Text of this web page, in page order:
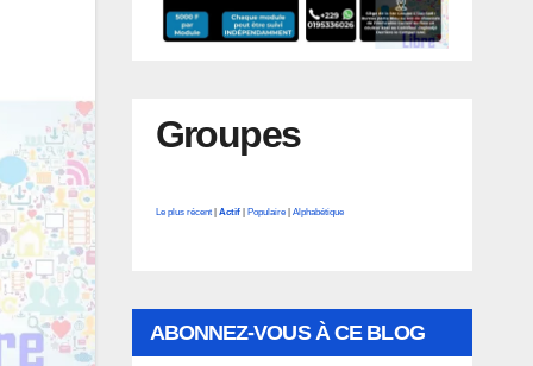
Groupes
Le plus récent Actif Populaire Alphabétique
ABONNEZ-VOUS À CE BLOG